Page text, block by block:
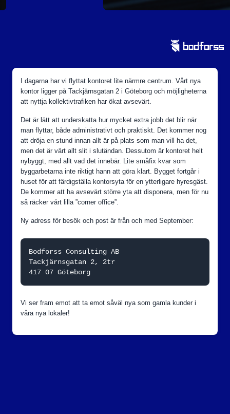
I dagarna har vi flyttat kontoret lite närmre centrum. Vårt nya
kontor ligger på Tackjärnsgatan 2 i Göteborg och möjligheterna
att nyttja kollektivtrafiken har ökat avsevärt.
Det är lätt att underskatta hur mycket extra jobb det blir när
man flyttar, både administrativt och praktiskt. Det kommer nog
att dröja en stund innan allt är på plats som man vill ha det,
men det är värt allt slit i slutändan. Dessutom är kontoret helt
nybyggt, med allt vad det innebär. Lite småfix kvar som
byggarbetarna inte riktigt hann att göra klart. Bygget fortgår i
huset för att färdigställa kontorsyta för en ytterligare hyresgäst.
De kommer att ha avsevärt större yta att disponera, men för nu
så räcker vårt lilla ”corner office”.
Ny adress för besök och post är från och med September:
Bodforss Consulting AB
Tackjärnsgatan 2, 2tr
417 07 Göteborg
Vi ser fram emot att ta emot såväl nya som gamla kunder i
våra nya lokaler!